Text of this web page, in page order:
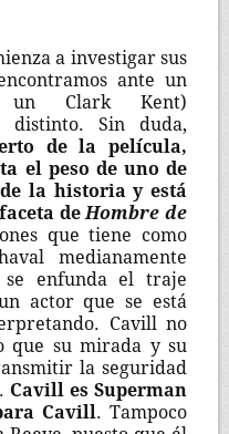
a investigar sus
ante un
un Clark Kent)
distinto. Sin duda,
de la película,
el peso de uno de
la historia y está
deHombre de
que tiene como
medianamente
enfunda el traje
actor que se está
Cavill no
que su mirada y su
la seguridad
Cavill es Superman
Cavill. Tampoco